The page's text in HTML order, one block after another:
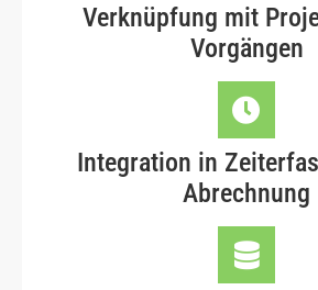
Verknüpfung mit
Vorgängen
Integration in
Abrechnung